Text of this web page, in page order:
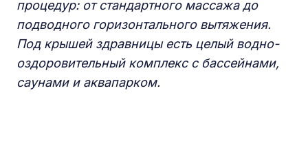
процедур: от стандартного массажа до
подводного горизонтального вытяжения.
Под крышей здравницы есть целый водно-
оздоровительный комплекс с бассейнами,
саунами и аквапарком.